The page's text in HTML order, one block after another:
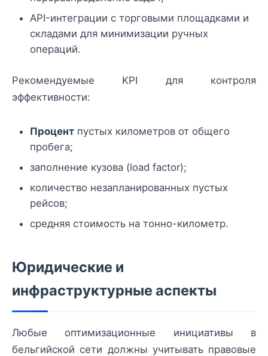
API-интеграции с торговыми площадками и
складами для минимизации ручных
операций.
Рекомендуемые KPI для контроля
эффективности:
Процент пустых километров от общего
пробега;
заполнение кузова (load factor);
количество незапланированных пустых
рейсов;
средняя стоимость на тонно-километр.
Юридические и
инфраструктурные аспекты
Любые оптимизационные инициативы в
бельгийской сети должны учитывать правовые